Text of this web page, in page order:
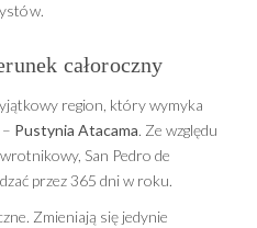
całoroczny
region, który wymyka
Pustynia Atacama. Ze względu
San Pedro de
przez 365 dni w roku.
Zmieniają się jedynie